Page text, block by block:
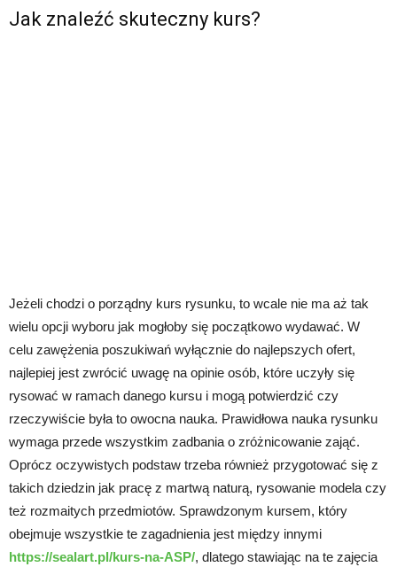
Jak znaleźć skuteczny kurs?
Jeżeli chodzi o porządny kurs rysunku, to wcale nie ma aż tak
wielu opcji wyboru jak mogłoby się początkowo wydawać. W
celu zawężenia poszukiwań wyłącznie do najlepszych ofert,
najlepiej jest zwrócić uwagę na opinie osób, które uczyły się
rysować w ramach danego kursu i mogą potwierdzić czy
rzeczywiście była to owocna nauka. Prawidłowa nauka rysunku
wymaga przede wszystkim zadbania o zróżnicowanie zająć.
Oprócz oczywistych podstaw trzeba również przygotować się z
takich dziedzin jak pracę z martwą naturą, rysowanie modela czy
też rozmaitych przedmiotów. Sprawdzonym kursem, który
obejmuje wszystkie te zagadnienia jest między innymi
https://sealart.pl/kurs-na-ASP/, dlatego stawiając na te zajęcia